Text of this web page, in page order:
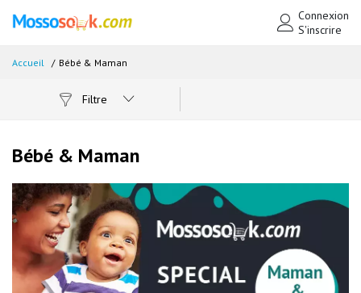
Connexion
S'inscrire
Accueil Bébé & Maman
Filtre
Bébé & Maman